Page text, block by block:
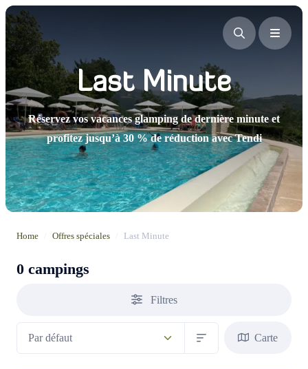
Last Minute
Réservez vos vacances glamping de dernière minute et
profitez jusqu’à 30 % de réduction avec Tendi
Home Offres spéciales Last Minute
0 campings
Filtres
Carte